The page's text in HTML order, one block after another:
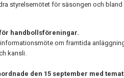
styrelsemötet för säsongen och bland
handbollsföreningar.
om framtida
kansli.
den 15 september med